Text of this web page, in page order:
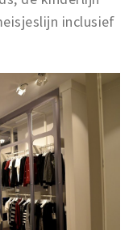
inclusief